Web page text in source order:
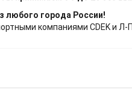
любого города России!
компаниями CDEK и